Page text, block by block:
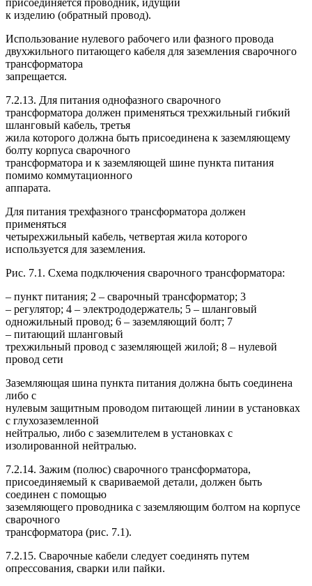
к изделию (обратный провод).
Использование нулевого рабочего или фазного провода
двухжильного питающего кабеля для заземления сварочного
трансформатора
запрещается.
7.2.13. Для питания однофазного сварочного
трансформатора должен применяться трехжильный гибкий
шланговый кабель, третья
жила которого должна быть присоединена к заземляющему
болту корпуса сварочного
трансформатора и к заземляющей шине пункта питания
помимо коммутационного
аппарата.
Для питания трехфазного трансформатора должен
применяться
четырехжильный кабель, четвертая жила которого
используется для заземления.
Рис. 7.1. Схема подключения сварочного трансформатора:
– пункт питания; 2 – сварочный трансформатор; 3
– регулятор; 4 – электрододержатель; 5 – шланговый
одножильный провод; 6 – заземляющий болт; 7
– питающий шланговый
трехжильный провод с заземляющей жилой; 8 – нулевой
провод сети
Заземляющая шина пункта питания должна быть соединена
либо с
нулевым защитным проводом питающей линии в установках
с глухозаземленной
нейтралью, либо с заземлителем в установках с
изолированной нейтралью.
7.2.14. Зажим (полюс) сварочного трансформатора,
присоединяемый к свариваемой детали, должен быть
соединен с помощью
заземляющего проводника с заземляющим болтом на корпусе
сварочного
трансформатора (рис. 7.1).
7.2.15. Сварочные кабели следует соединять путем
опрессования, сварки или пайки.